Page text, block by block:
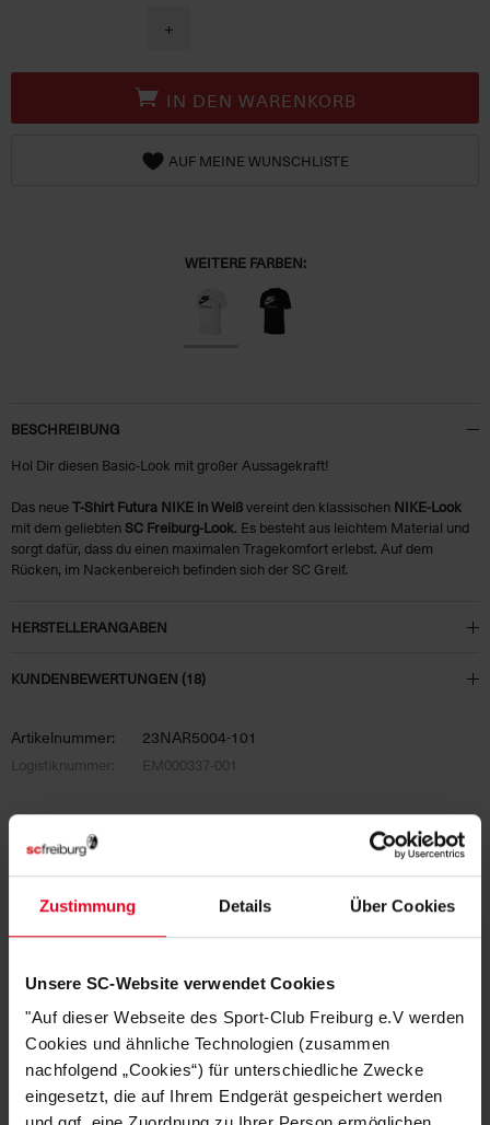
Zustimmung Details Über Cookies
Unsere SC-Website verwendet Cookies
"Auf dieser Webseite des Sport-Club Freiburg e.V werden
Cookies und ähnliche Technologien (zusammen
nachfolgend „Cookies“) für unterschiedliche Zwecke
eingesetzt, die auf Ihrem Endgerät gespeichert werden
+
IN DEN WARENKORB
AUF MEINE WUNSCHLISTE
WEITERE FARBEN:
BESCHREIBUNG
Hol Dir diesen Basic-Look mit großer Aussagekraft!
Das neueT-Shirt Futura NIKE in Weißvereint den klassischen NIKE-Look
mit dem geliebten SC Freiburg-Look. Es besteht aus leichtem Material und
sorgt dafür, dass du einen maximalen Tragekomfort erlebst. Auf dem
Rücken, im Nackenbereich befinden sich der SC Greif.
HERSTELLERANGABEN
KUNDENBEWERTUNGEN (18)
Artikelnummer: 23NAR5004-101
Logistiknummer: EM000337-001
DAS KÖNNTE DIR AUCH
GEFALLEN